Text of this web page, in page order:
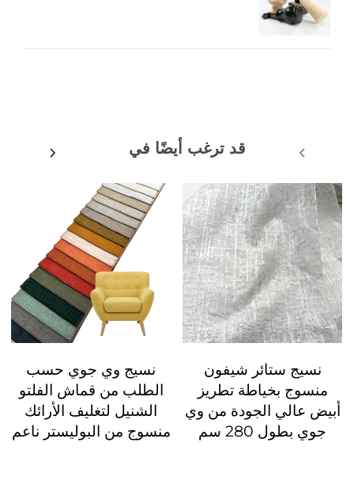
قد ترغب أيضًا في
نسيج ستائر شيفون
منسوج بخياطة تطريز
أبيض عالي الجودة من وي
جوي بطول 280 سم
نسيج وي جوي حسب
الطلب من قماش الفلتو
الشنيل لتغليف الأرائك
منسوج من البوليستر ناعم